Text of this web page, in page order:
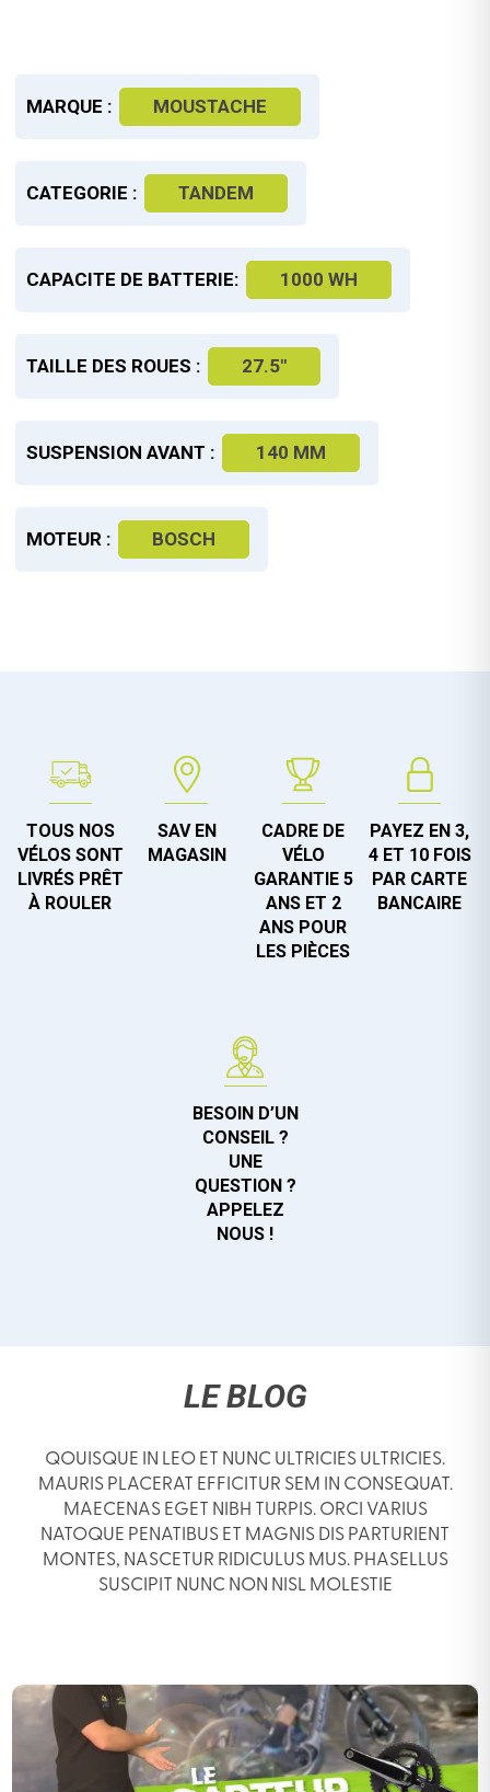
MARQUE : MOUSTACHE
CATEGORIE : TANDEM
CAPACITE DE BATTERIE: 1000 WH
TAILLE DES ROUES : 27.5"
SUSPENSION AVANT : 140 MM
MOTEUR : BOSCH
TOUS NOS
VÉLOS SONT
LIVRÉS PRÊT
À ROULER
SAV EN
MAGASIN
CADRE DE
VÉLO
GARANTIE 5
ANS ET 2
ANS POUR
LES PIÈCES
PAYEZ EN 3,
4 ET 10 FOIS
PAR CARTE
BANCAIRE
BESOIN D’UN
CONSEIL ?
UNE
QUESTION ?
APPELEZ
NOUS !
LE BLOG
QOUISQUE IN LEO ET NUNC ULTRICIES ULTRICIES.
MAURIS PLACERAT EFFICITUR SEM IN CONSEQUAT.
MAECENAS EGET NIBH TURPIS. ORCI VARIUS
NATOQUE PENATIBUS ET MAGNIS DIS PARTURIENT
MONTES, NASCETUR RIDICULUS MUS. PHASELLUS
SUSCIPIT NUNC NON NISL MOLESTIE